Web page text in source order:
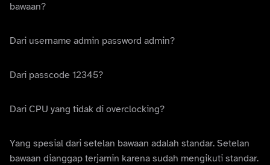
bawaan?
Dari username admin password admin?
Dari passcode 12345?
Dari CPU yang tidak di overclocking?
Yang spesial dari setelan bawaan adalah standar. Setelan
bawaan dianggap terjamin karena sudah mengikuti standar.